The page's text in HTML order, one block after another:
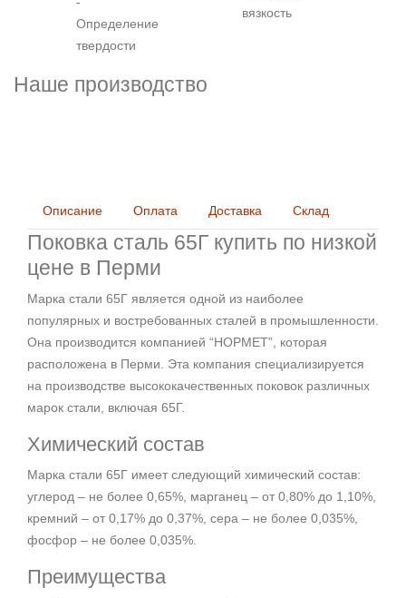
Определение
твердости
вязкость
Наше производство
Описание Оплата Доставка Склад
Поковка сталь 65Г купить по низкой
цене в Перми
Марка стали 65Г является одной из наиболее
популярных и востребованных сталей в промышленности.
Она производится компанией “НОРМЕТ”, которая
расположена в Перми. Эта компания специализируется
на производстве высококачественных поковок различных
марок стали, включая 65Г.
Химический состав
Марка стали 65Г имеет следующий химический состав:
углерод – не более 0,65%, марганец – от 0,80% до 1,10%,
кремний – от 0,17% до 0,37%, сера – не более 0,035%,
фосфор – не более 0,035%.
Преимущества